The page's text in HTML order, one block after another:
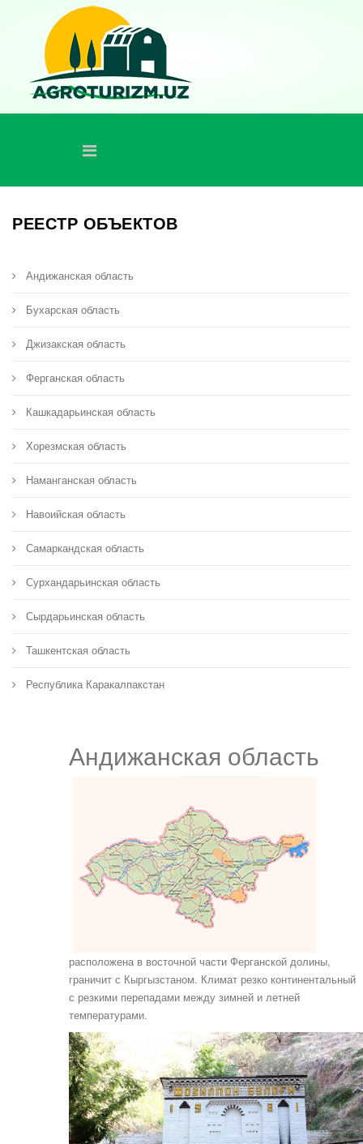
РЕЕСТР ОБЪЕКТОВ
Андижанская область
Бухарская область
Джизакская область
Ферганская область
Кашкадарьинская область
Хорезмская область
Наманганская область
Навоийская область
Самаркандская область
Сурхандарьинская область
Сырдарьинская область
Ташкентская область
Республика Каракалпакстан
Андижанская область
расположена в восточной части Ферганской долины,
граничит с Кыргызстаном. Климат резко континентальный
с резкими перепадами между зимней и летней
температурами.